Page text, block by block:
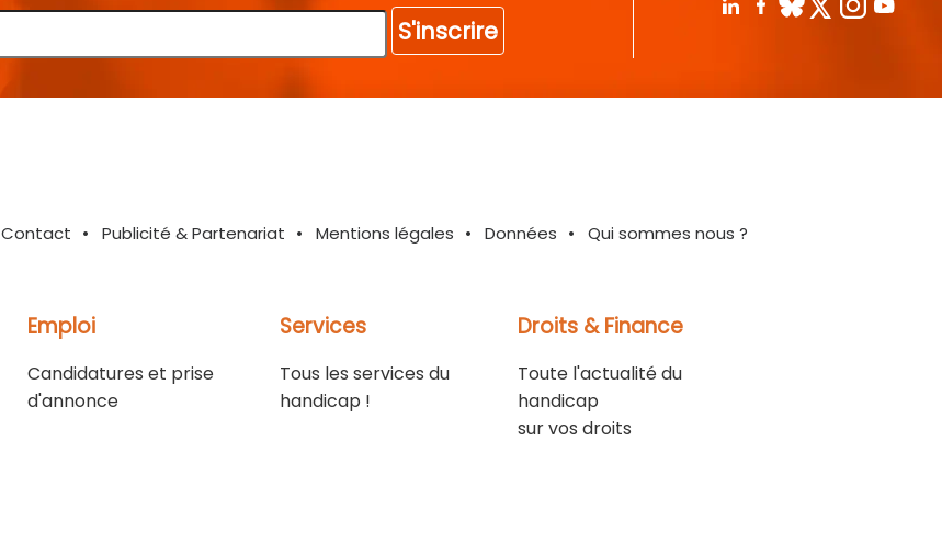
S'inscrire
Contact Publicité & Partenariat Mentions légales Données Qui sommes nous ?
Emploi
Candidatures et prise
d'annonce
Services
Tous les services du
handicap !
Droits & Finance
Toute l'actualité du
handicap
sur vos droits